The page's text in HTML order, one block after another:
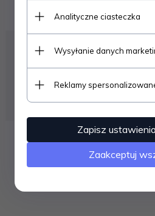
+48 733-
( pn-pt: 9-
Pisać do nas można w każdym
najkrótszym
lub
Opis produktu
Analityczne ciasteczka
Wysyłanie danych
Reklamy
Zapisz
Zaakceptuj